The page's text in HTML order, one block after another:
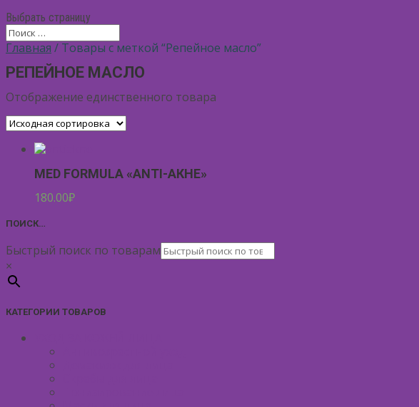
Выбрать страницу
Главная / Товары с меткой “Репейное масло”
РЕПЕЙНОЕ МАСЛО
Отображение единственного товара
MED FORMULA «АNTI-АКНЕ»
180.00₽
ПОИСК…
Быстрый поиск по товарам
×
КАТЕГОРИИ ТОВАРОВ